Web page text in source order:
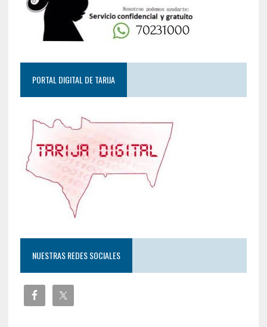
PORTAL DIGITAL DE TARIJA
NUESTRAS REDES SOCIALES